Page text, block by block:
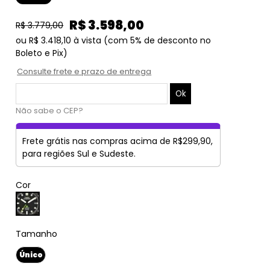
R$ 3.779,00 R$ 3.598,00
ou R$ 3.418,10 à vista (com 5% de desconto no
Boleto e Pix)
Consulte frete e prazo de entrega
Não sabe o CEP?
Frete grátis nas compras acima de R$299,90,
para regiões Sul e Sudeste.
Cor
Tamanho
Único